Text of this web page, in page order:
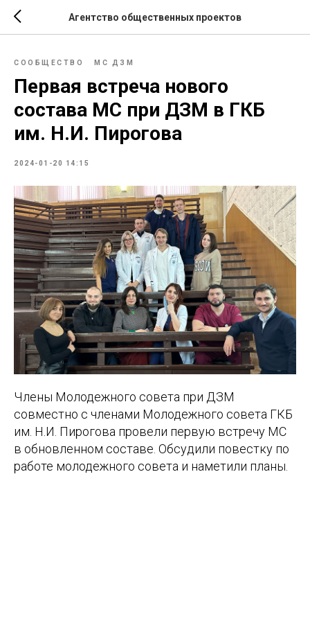
Агентство общественных проектов
СООБЩЕСТВО МС ДЗМ
Первая встреча нового
состава МС при ДЗМ в ГКБ
им. Н.И. Пирогова
2024-01-20 14:15
Члены Молодежного совета при ДЗМ
совместно с членами Молодежного совета ГКБ
им. Н.И. Пирогова провели первую встречу МС
в обновленном составе. Обсудили повестку по
работе молодежного совета и наметили планы.